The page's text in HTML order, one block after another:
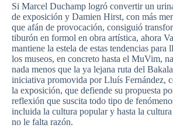
Si Marcel Duchamp logró convertir un
de exposición y Damien Hirst, con más
que afán de provocación, consiguió
tiburón en formol en obra artística, ahora
mantiene la estela de estas tendencias para
los museos, en concreto hasta el MuVim,
nada menos que la ya lejana ruta del
iniciativa promovida por Lluís Fernández,
la exposición, que defiende su propuesta
reflexión que suscita todo tipo de
incluida la cultura popular y hasta la
no le falta razón.